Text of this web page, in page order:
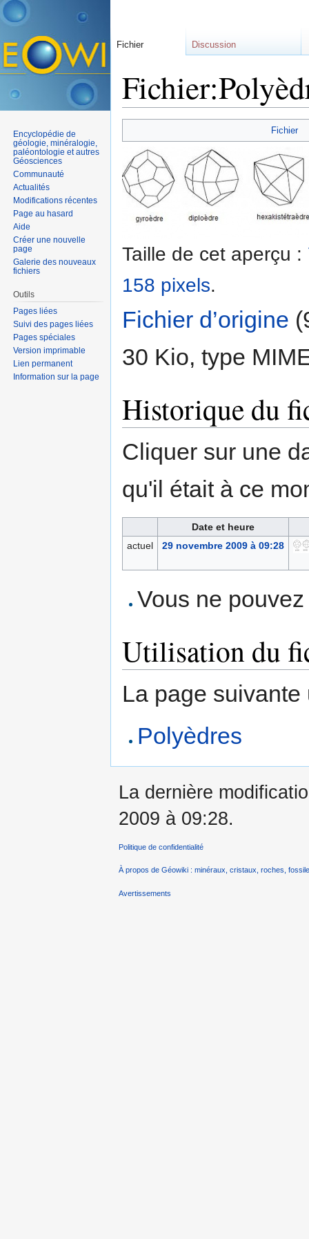
Fichier
Taille de cet aperçu :
158 pixels.
Fichier d’origine
30 Kio, type
Historique du
Cliquer sur une
qu'il était à ce
Date et heure
actuel
29 novembre 2009 à 09:28
Vous ne
Utilisation du
La page
Polyèdres
Fichier Discussion
Encyclopédie de
géologie, minéralogie,
paléontologie et autres
Géosciences
Communauté
Actualités
Modifications récentes
Page au hasard
Aide
Créer une nouvelle
page
Galerie des nouveaux
fichiers
Outils
Pages liées
Suivi des pages liées
Pages spéciales
Version imprimable
Lien permanent
Information sur la page
La dernière
2009 à 09:28.
Politique de confidentialité
À propos de Géowiki : minéraux, cristaux, roches,
Avertissements